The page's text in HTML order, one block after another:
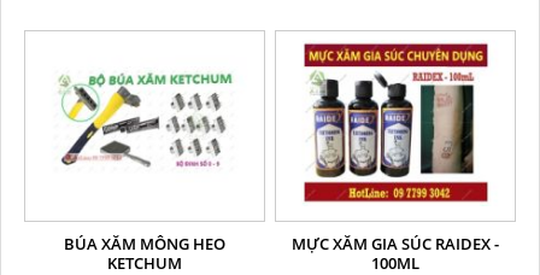
BÚA XĂM MÔNG HEO
KETCHUM
MỰC XĂM GIA SÚC RAIDEX -
100ML